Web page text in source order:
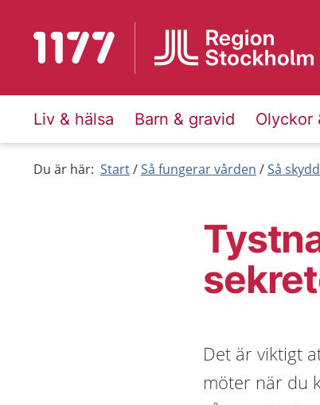
Till startsidan för 1177
Liv & hälsa Barn & gravid Olyckor
Du är här: Start Så fungerar vården Så
Det är viktigt
möter när du